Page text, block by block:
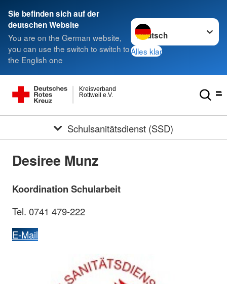
Sie befinden sich auf der
deutschen Website
You are on the German website,
you can use the switch to switch to
the English one
Sprache wechseln zu
Alles klar
Rottweil e.V.
Kreisverband
Schulsanitätsdienst (SSD)
Desiree Munz
Koordination Schularbeit
Tel. 0741 479-222
E-Mail